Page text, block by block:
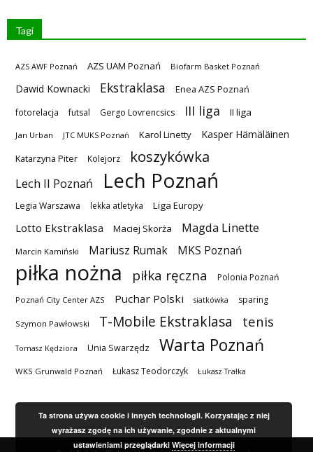
Tagi
AZS AWF Poznań AZS UAM Poznań Biofarm Basket Poznań
Dawid Kownacki Ekstraklasa Enea AZS Poznań
fotorelacja futsal Gergo Lovrencsics III liga II liga
Jan Urban JTC MUKS Poznań Karol Linetty Kasper Hämäläinen
Katarzyna Piter Kolejorz koszykówka
Lech II Poznań Lech Poznań
Legia Warszawa lekka atletyka Liga Europy
Lotto Ekstraklasa Maciej Skorża Magda Linette
Marcin Kamiński Mariusz Rumak MKS Poznań
piłka nożna piłka ręczna Polonia Poznań
Poznań City Center AZS Puchar Polski siatkówka sparing
Szymon Pawłowski T-Mobile Ekstraklasa tenis
Tomasz Kędziora Unia Swarzędz Warta Poznań
WKS Grunwald Poznań Łukasz Teodorczyk Łukasz Trałka
Ta strona używa cookie i innych technologii. Korzystając z niej
wyrażasz zgodę na ich używanie, zgodnie z aktualnymi
ustawieniami przeglądarki Więcej informacji